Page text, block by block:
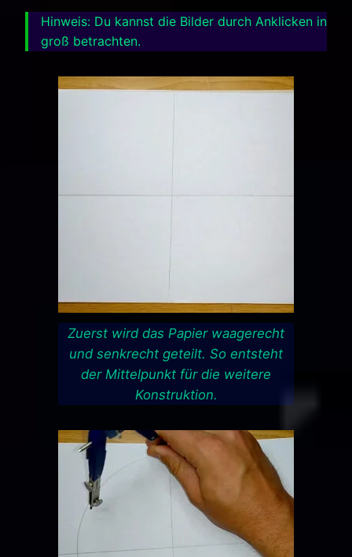
Hinweis: Du kannst die Bilder durch Anklicken in
groß betrachten.
Zuerst wird das Papier waagerecht
und senkrecht geteilt. So entsteht
der Mittelpunkt für die weitere
Konstruktion.